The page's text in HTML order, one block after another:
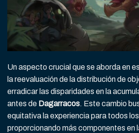
Un aspecto crucial que se aborda en
la reevaluación de la distribución de
erradicar las disparidades en la
antes de Dagarracos. Este cambio
equitativa la experiencia para todos
proporcionando más componentes en